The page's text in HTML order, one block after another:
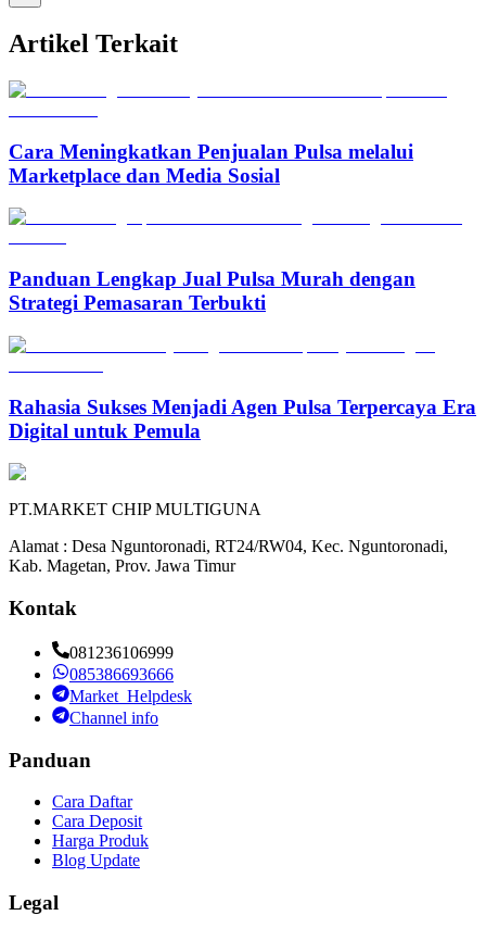
Artikel Terkait
Cara Meningkatkan Penjualan Pulsa melalui
Marketplace dan Media Sosial
Panduan Lengkap Jual Pulsa Murah dengan
Strategi Pemasaran Terbukti
Rahasia Sukses Menjadi Agen Pulsa Terpercaya Era
Digital untuk Pemula
PT.MARKET CHIP MULTIGUNA
Alamat : Desa Nguntoronadi, RT24/RW04, Kec. Nguntoronadi,
Kab. Magetan, Prov. Jawa Timur
Kontak
081236106999
085386693666
Market_Helpdesk
Channel info
Panduan
Cara Daftar
Cara Deposit
Harga Produk
Blog Update
Legal